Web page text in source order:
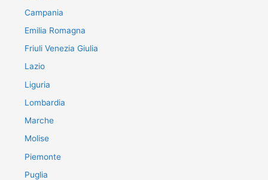
Campania
Emilia Romagna
Friuli Venezia Giulia
Lazio
Liguria
Lombardia
Marche
Molise
Piemonte
Puglia